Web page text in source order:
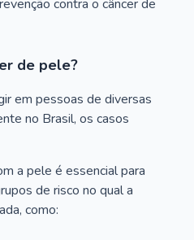
contra o câncer de
de pele?
em pessoas de diversas
no Brasil, os casos
a pele é essencial para
de risco no qual a
como: